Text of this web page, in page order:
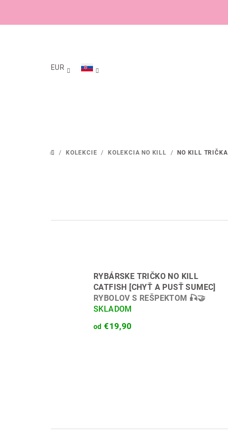
EUR
DOMOV
/ KOLEKCIE / KOLEKCIA NO KILL / NO KILL TRIČKA
RYBÁRSKE TRIČKO NO KILL
CATFISH [CHYŤ A PUSŤ SUMEC]
RYBOLOV S REŠPEKTOM 🎣🤝
SKLADOM
od €19,90